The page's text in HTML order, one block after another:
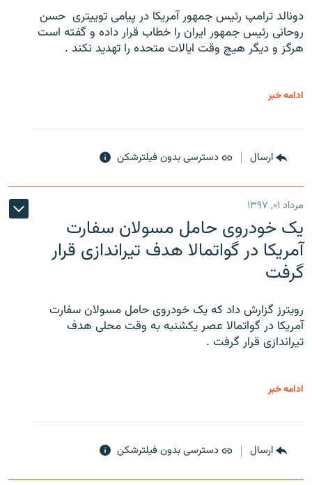
دونالد ترامپ رئیس جمهور آمریکا در پیامی توییتری ‌ حسن
روحانی رئیس جمهور ایران را خطاب قرار داده و گفته است
هرگز و دیگر هیچ وقت ایالات متحده را تهدید نکند .
ادامه خبر
ارسال دسترسی بدون فیلترشکن
مرداد ۰۱, ۱۳۹۷
یک خودروی حامل مسولان سفارت
آمریکا در گواتمالا هدف تیراندازی قرار
گرفت
رویترز گزارش داد که یک خودروی حامل مسولان سفارت
آمریکا در گواتمالا عصر یکشنبه به وقت محلی هدف
تیراندازی قرار گرفت .
ادامه خبر
ارسال دسترسی بدون فیلترشکن